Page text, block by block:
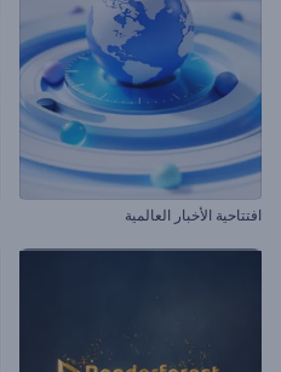
افتتاحية الأخبار العالمية